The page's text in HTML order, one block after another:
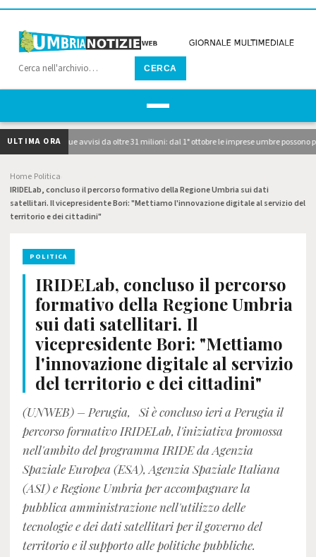
CERCA
ULTIMA ORA
pubblicati i due avvisi da oltre 31 milioni: dal 1° ottobre le imprese umbre possono
Home Politica
IRIDELab, concluso il percorso formativo della Regione Umbria sui dati
satellitari. Il vicepresidente Bori: "Mettiamo l'innovazione digitale al servizio del
territorio e dei cittadini"
POLITICA
IRIDELab, concluso il percorso
formativo della Regione Umbria
sui dati satellitari. Il
vicepresidente Bori: "Mettiamo
l'innovazione digitale al servizio
del territorio e dei cittadini"
(UNWEB) – Perugia, Si è concluso ieri a Perugia il
percorso formativo IRIDELab, l'iniziativa promossa
nell'ambito del programma IRIDE da Agenzia
Spaziale Europea (ESA), Agenzia Spaziale Italiana
(ASI) e Regione Umbria per accompagnare la
pubblica amministrazione nell'utilizzo delle
tecnologie e dei dati satellitari per il governo del
territorio e il supporto alle politiche pubbliche.